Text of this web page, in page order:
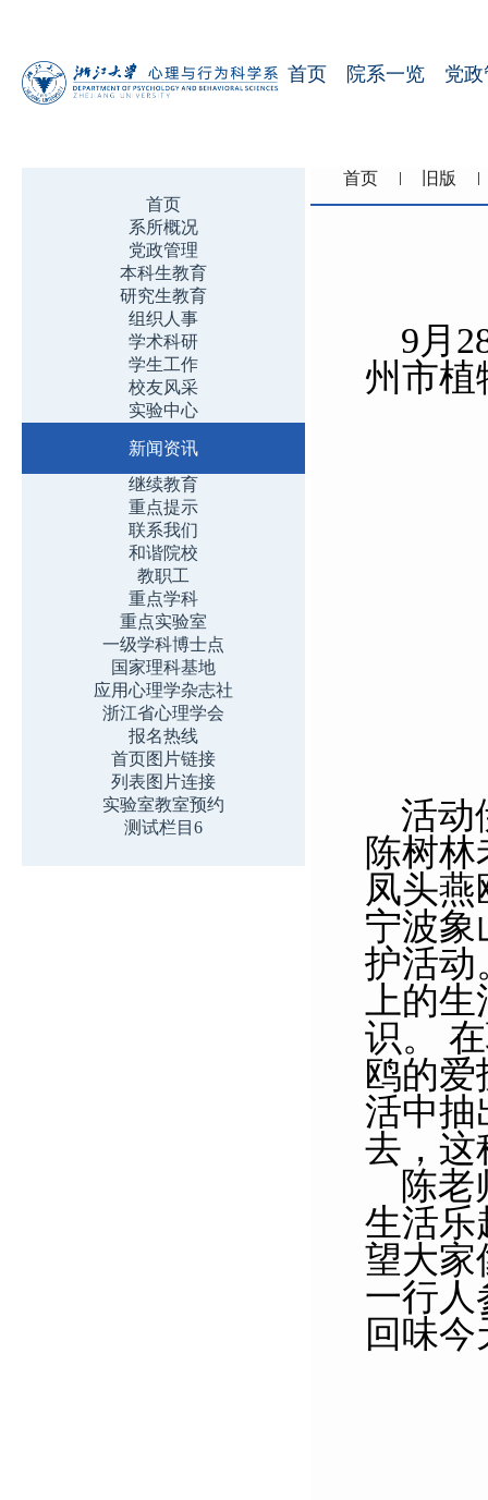
首页 院系一览 党
首页
系所概况
党政管理
本科生教育
研究生教育
组织人事
学术科研
学生工作
校友风采
实验中心
新闻资讯
继续教育
重点提示
联系我们
和谐院校
教职工
重点学科
重点实验室
一级学科博士点
国家理科基地
应用心理学杂志社
浙江省心理学会
报名热线
首页图片链接
列表图片连接
实验室教室预约
测试栏目6
首页 旧版
9月
州市植
活动
陈树
凤头
宁波象
护活动
上的
识。
鸥的爱
活中抽
去，这
陈老
生活乐
望大家
一行人
回味